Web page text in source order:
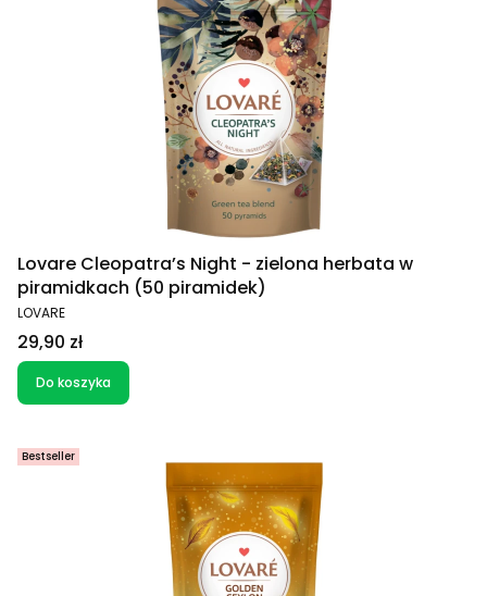
Lovare Cleopatra’s Night - zielona herbata w
piramidkach (50 piramidek)
PRODUCENT
LOVARE
Cena
29,90 zł
Do koszyka
Bestseller